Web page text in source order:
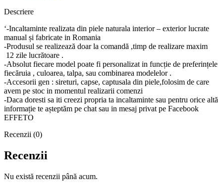
Descriere
‘-Incaltaminte realizata din piele naturala interior – exterior lucrate
manual și fabricate in Romania
-Produsul se realizează doar la comandă ,timp de realizare maxim
12 zile lucrătoare .
-Absolut fiecare model poate fi personalizat in funcție de preferințele
fiecăruia , culoarea, talpa, sau combinarea modelelor .
-Accesorii gen : sireturi, capse, captusala din piele,folosim de care
avem pe stoc in momentul realizarii comenzi
-Daca doresti sa iti creezi propria ta incaltaminte sau pentru orice altă
informație te așteptăm pe chat sau in mesaj privat pe Facebook
EFFETO
Recenzii (0)
Recenzii
Nu există recenzii până acum.